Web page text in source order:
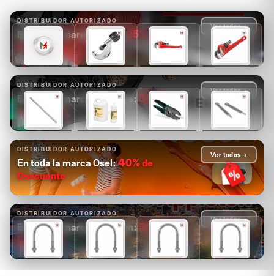
DISTRIBUIDOR AUTORIZADO
En toda la marca Ridgid: 25%
Descuento
Ver todos →
$1,261 $817 $878 $985
DISTRIBUIDOR AUTORIZADO
En toda la marca Greenlee: 30%
Descuento
Ver todos →
$10,416 $2,888 $1,752 $1,459
DISTRIBUIDOR AUTORIZADO
En toda la marca Osel:40%de
Descuento
Ver todos →
DISTRIBUIDOR AUTORIZADO
En toda la marca Appleton:30%de
Descuento
Ver todos →
$18 $24 $21 $38